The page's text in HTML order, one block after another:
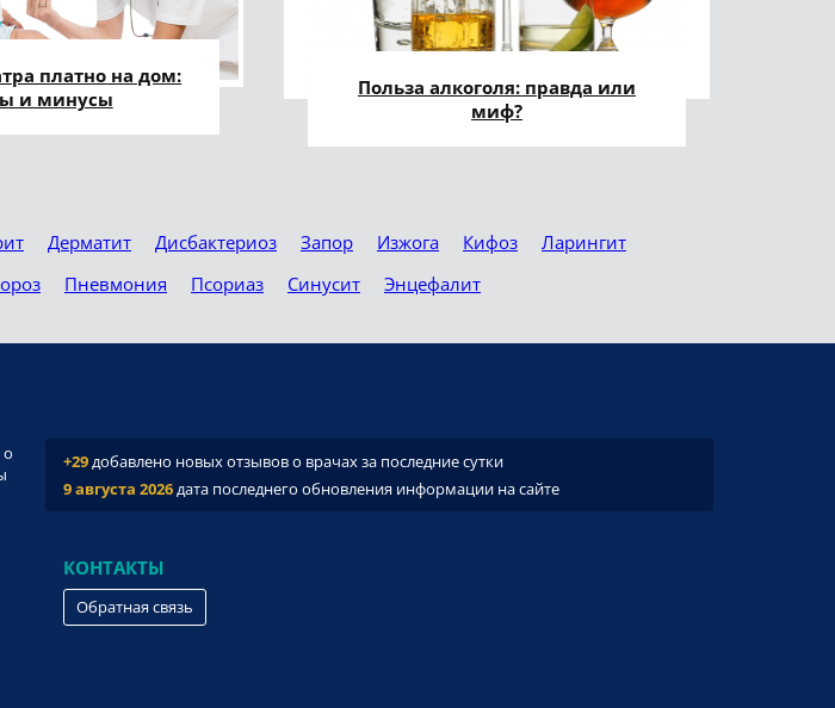
платно на дом:
и минусы
Польза алкоголя: правда или
миф?
Дерматит Дисбактериоз Запор Изжога Кифоз
Ларингит
Пневмония Псориаз Синусит Энцефалит
+29добавлено новых отзывов о врачах за последние сутки
9 августа 2026дата последнего обновления информации на сайте
КОНТАКТЫ
Обратная связь